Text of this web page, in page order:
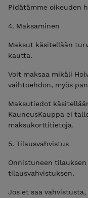
Pidätämme oikeuden
4. Maksaminen
Maksut käsitellään
kautta.
Voit maksaa mikäli
vaihtoehdon, myös
Maksutiedot
KauneusKauppa ei
maksukorttitietoja.
5. Tilausvahvistus
Onnistuneen
tilausvahvistuksen.
Jos et saa